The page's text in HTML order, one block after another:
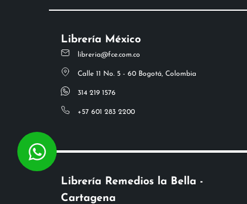
Librería México
libreria@fce.com.co
Calle 11 No. 5 - 60 Bogotá, Colombia
314 219 1576
+57 601 283 2200
Librería Remedios la Bella -
Cartagena